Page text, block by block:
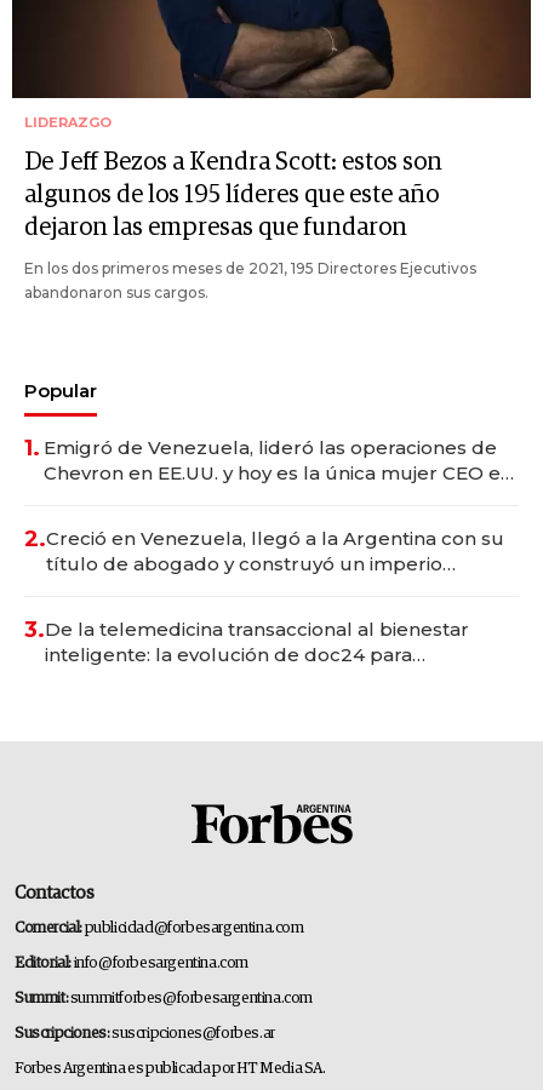
LIDERAZGO
De Jeff Bezos a Kendra Scott: estos son
algunos de los 195 líderes que este año
dejaron las empresas que fundaron
En los dos primeros meses de 2021, 195 Directores Ejecutivos
abandonaron sus cargos.
Popular
1. Emigró de Venezuela, lideró las operaciones de
Chevron en EE.UU. y hoy es la única mujer CEO en
2.Creció en Venezuela, llegó a la Argentina con su
título de abogado y construyó un imperio
3.De la telemedicina transaccional al bienestar
inteligente: la evolución de doc24 para
Contactos
Comercial:publicidad@forbesargentina.com
Editorial:info@forbesargentina.com
Summit:summitforbes@forbesargentina.com
Suscripciones:suscripciones@forbes.ar
Forbes Argentina es publicada por HT Media SA.